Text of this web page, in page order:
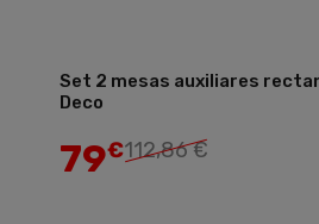
Set 2 mesas auxiliares
Deco
79€112,86 €